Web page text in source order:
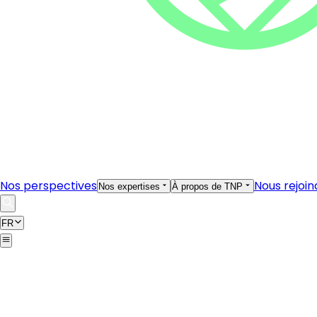
Nos perspectives Nos expertises À propos de TNP Nous
FR